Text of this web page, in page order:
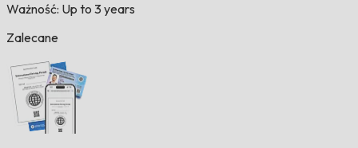
Ważność: Up to 3 years
Zalecane